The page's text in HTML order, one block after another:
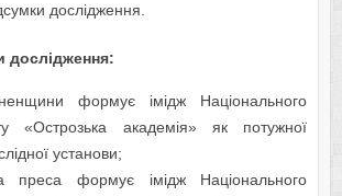
дослідження.
дослідження:
формує імідж Національного
«Острозька академія» як потужної
установи;
преса формує імідж Національного